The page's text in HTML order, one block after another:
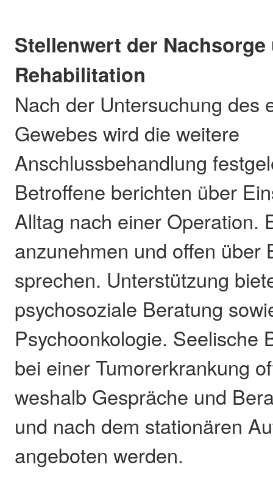
Stellenwert der Nachsorge
Rehabilitation
Nach der Untersuchung des
Gewebes wird die weitere
Anschlussbehandlung
Betroffene berichten über
Alltag nach einer Operation.
anzunehmen und offen über
sprechen. Unterstützung
psychosoziale Beratung
Psychoonkologie. Seelische
bei einer Tumorerkrankung
weshalb Gespräche und
und nach dem stationären
angeboten werden.